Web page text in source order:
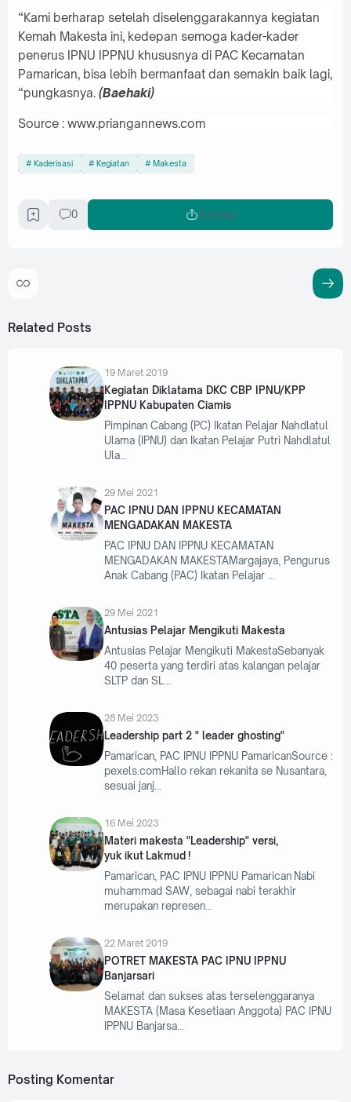
“Kami berharap setelah diselenggarakannya kegiatan
Kemah Makesta ini, kedepan semoga kader-kader
penerus IPNU IPPNU khususnya di PAC Kecamatan
Pamarican, bisa lebih bermanfaat dan semakin baik lagi,
“pungkasnya. (Baehaki)
Source : www.priangannews.com
Kaderisasi Kegiatan Makesta
0 Berbagi
Related Posts
19 Maret 2019
Kegiatan Diklatama DKC CBP IPNU/KPP
IPPNU Kabupaten Ciamis
Pimpinan Cabang (PC) Ikatan Pelajar Nahdlatul
Ulama (IPNU) dan Ikatan Pelajar Putri Nahdlatul
Ula
29 Mei 2021
PAC IPNU DAN IPPNU KECAMATAN
MENGADAKAN MAKESTA
PAC IPNU DAN IPPNU KECAMATAN
MENGADAKAN MAKESTAMargajaya, Pengurus
Anak Cabang (PAC) Ikatan Pelajar
29 Mei 2021
Antusias Pelajar Mengikuti Makesta
Antusias Pelajar Mengikuti MakestaSebanyak
40 peserta yang terdiri atas kalangan pelajar
SLTP dan SL
28 Mei 2023
Leadership part 2 " leader ghosting"
Pamarican, PAC IPNU IPPNU PamaricanSource :
pexels.comHallo rekan rekanita se Nusantara,
sesuai janj
16 Mei 2023
Materi makesta "Leadership" versi,
yuk ikut Lakmud !
Pamarican, PAC IPNU IPPNU Pamarican Nabi
muhammad SAW, sebagai nabi terakhir
merupakan represen
22 Maret 2019
POTRET MAKESTA PAC IPNU IPPNU
Banjarsari
Selamat dan sukses atas terselenggaranya
MAKESTA (Masa Kesetiaan Anggota) PAC IPNU
IPPNU Banjarsa
Posting Komentar